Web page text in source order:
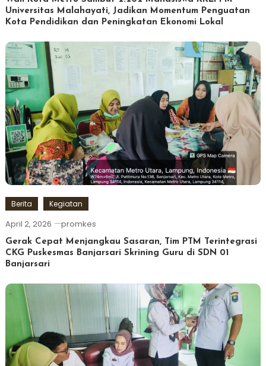
Universitas Malahayati, Jadikan Momentum Penguatan
Kota Pendidikan dan Peningkatan Ekonomi Lokal
Berita Kegiatan
April 2, 2026 promkes
Gerak Cepat Menjangkau Sasaran, Tim PTM Terintegrasi
CKG Puskesmas Banjarsari Skrining Guru di SDN 01
Banjarsari